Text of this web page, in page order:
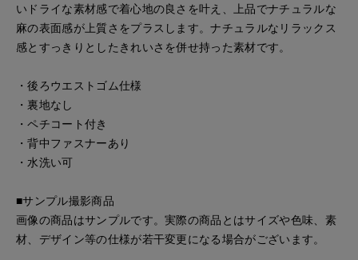
いドライな素材感で着心地の良さを叶え、上品でナチュラルな
麻の表面感が上質さをプラスします。ナチュラルなリラックス
感とすっきりとしたきれいさを併せ持った素材です。
・後ろウエストゴム仕様
・裏地なし
・ペチコート付き
・背中ファスナーあり
・水洗い可
■サンプル撮影商品
画像の商品はサンプルです。実際の商品とはサイズや色味、素
材、デザイン等の仕様が若干変更になる場合がございます。